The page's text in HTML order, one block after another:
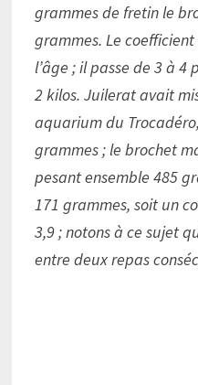
grammes de fretin le
grammes. Le
l’âge ; il passe de 3 à
2 kilos. Juilerat avait
aquarium du
grammes ; le brochet
pesant ensemble 485
171 grammes, soit un
3,9 ; notons à ce sujet
entre deux repas